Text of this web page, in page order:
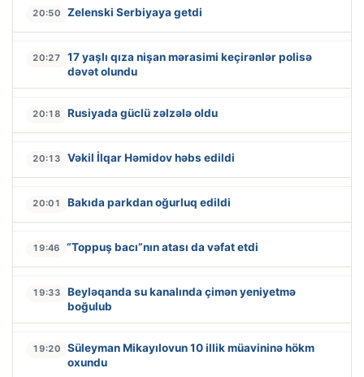
20:50 Zelenski Serbiyaya getdi
20:27
17 yaşlı qıza nişan mərasimi keçirənlər polisə
dəvət olundu
20:18 Rusiyada güclü zəlzələ oldu
20:13 Vəkil İlqar Həmidov həbs edildi
20:01 Bakıda parkdan oğurluq edildi
19:46 “Toppuş bacı”nın atası da vəfat etdi
19:33
Beyləqanda su kanalında çimən yeniyetmə
boğulub
19:20
Süleyman Mikayılovun 10 illik müavininə hökm
oxundu